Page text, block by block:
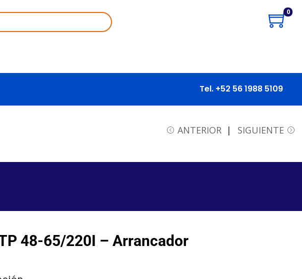
0
Tel. +52 56 1988 5109
ANTERIOR SIGUIENTE
48-65/220I – Arrancador